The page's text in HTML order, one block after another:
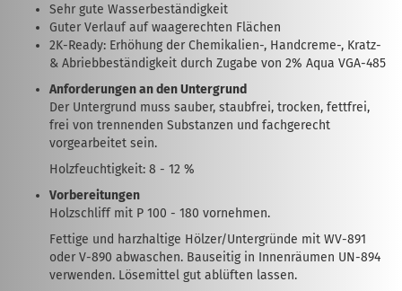
Sehr gute Wasserbeständigkeit
Guter Verlauf auf waagerechten Flächen
2K-Ready: Erhöhung der Chemikalien-, Handcreme-, Kratz-
& Abriebbeständigkeit durch Zugabe von 2% Aqua VGA-485
Anforderungen an den Untergrund
Der Untergrund muss sauber, staubfrei, trocken, fettfrei,
frei von trennenden Substanzen und fachgerecht
vorgearbeitet sein.
Holzfeuchtigkeit: 8 - 12 %
Vorbereitungen
Holzschliff mit P 100 - 180 vornehmen.
Fettige und harzhaltige Hölzer/Untergründe mit WV-891
oder V-890 abwaschen. Bauseitig in Innenräumen UN-894
verwenden. Lösemittel gut ablüften lassen.